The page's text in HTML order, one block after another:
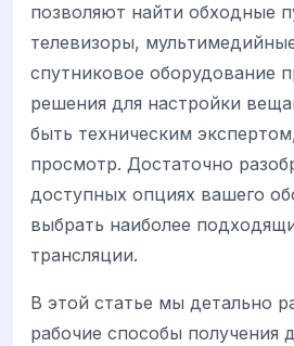
позволяют найти обходные
телевизоры,
спутниковое оборудование
решения для настройки
быть техническим
просмотр. Достаточно
доступных опциях вашего
выбрать наиболее
трансляции.
В этой статье мы детально
рабочие способы получения